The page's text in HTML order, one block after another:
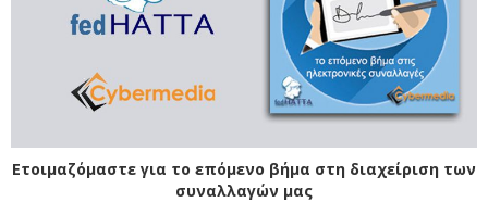
Ετοιμαζόμαστε για το επόμενο βήμα στη διαχείριση των
συναλλαγών μας